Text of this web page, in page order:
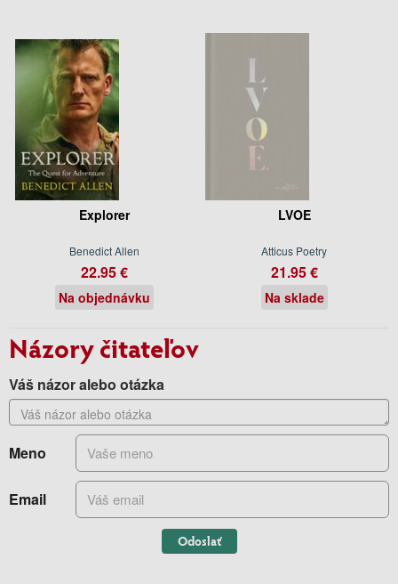
Explorer
Benedict Allen
22.95 €
Na objednávku
LVOE
Atticus Poetry
21.95 €
Na sklade
Názory čitateľov
Váš názor alebo otázka
Meno
Email
Odoslať